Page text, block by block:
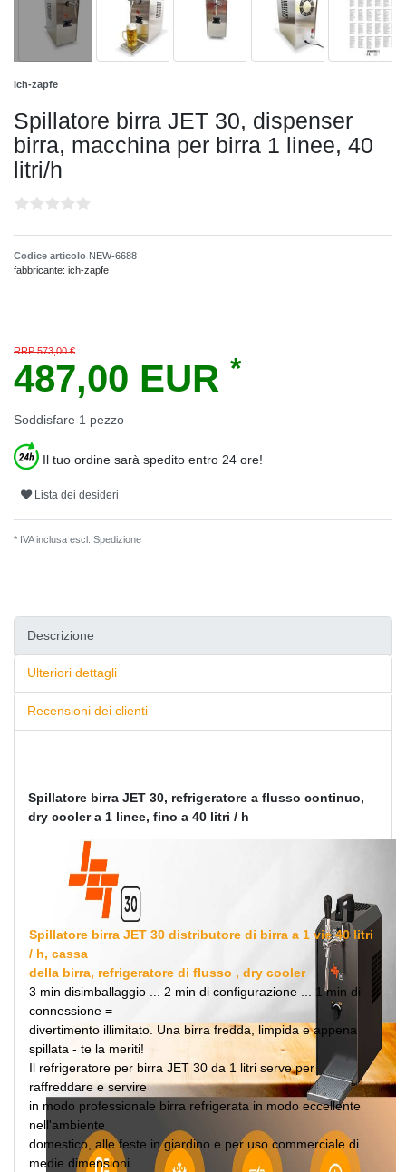
Ich-zapfe
Spillatore birra JET 30, dispenser
birra, macchina per birra 1 linee, 40
litri/h
Codice articolo NEW-6688
fabbricante: ich-zapfe
RRP 573,00 €
487,00 EUR *
Soddisfare 1 pezzo
Il tuo ordine sarà spedito entro 24 ore!
Lista dei desideri
* IVA inclusa escl. Spedizione
Descrizione
Ulteriori dettagli
Recensioni dei clienti
Spillatore birra JET 30, refrigeratore a flusso continuo,
dry cooler a 1 linee, fino a 40 litri / h
Spillatore birra JET 30 distributore di birra a 1 vie 40 litri
/ h, cassa
della birra, refrigeratore di flusso , dry cooler
3 min disimballaggio ... 2 min di configurazione ... 1 min di
connessione =
divertimento illimitato. Una birra fredda, limpida e appena
spillata - te la meriti!
Il refrigeratore per birra JET 30 da 1 litri serve per
raffreddare e servire
in modo professionale birra refrigerata in modo eccellente
nell'ambiente
domestico, alle feste in giardino e per uso commerciale di
medie dimensioni.